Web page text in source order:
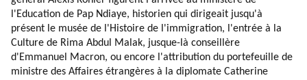
l'Education de Pap Ndiaye, historien qui dirigeait jusqu'à
présent le musée de l'Histoire de l'immigration, l'entrée à la
Culture de Rima Abdul Malak, jusque-là conseillère
d'Emmanuel Macron, ou encore l'attribution du portefeuille de
ministre des Affaires étrangères à la diplomate Catherine